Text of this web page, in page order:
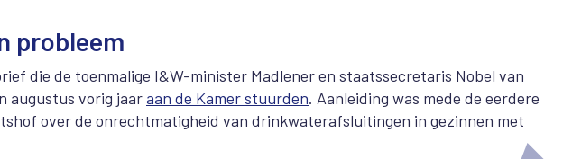
probleem
die de toenmalige I&W-minister Madlener en staatssecretaris Nobel van
augustus vorig jaaraan de Kamer stuurden. Aanleiding was mede de eerdere
over de onrechtmatigheid van drinkwaterafsluitingen in gezinnen met